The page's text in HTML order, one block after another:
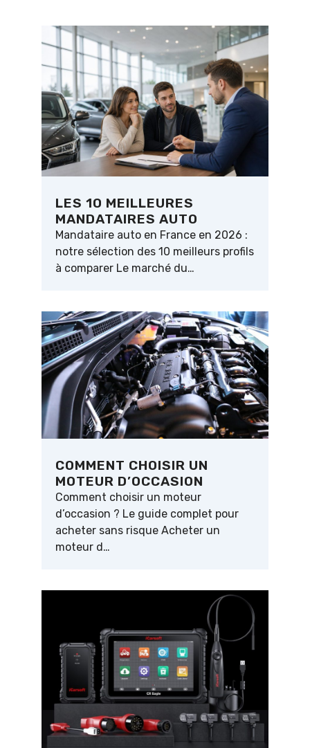
LES 10 MEILLEURES
MANDATAIRES AUTO
Mandataire auto en France en 2026 :
notre sélection des 10 meilleurs profils
à comparer Le marché du…
COMMENT CHOISIR UN
MOTEUR D’OCCASION
Comment choisir un moteur
d’occasion ? Le guide complet pour
acheter sans risque Acheter un
moteur d…